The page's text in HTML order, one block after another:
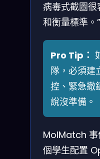
病毒式截圖
和衡量標準。”
Pro Tip：
隊，必須建
控、緊急撤
說沒準備。
MolMatch 事
個學生配置